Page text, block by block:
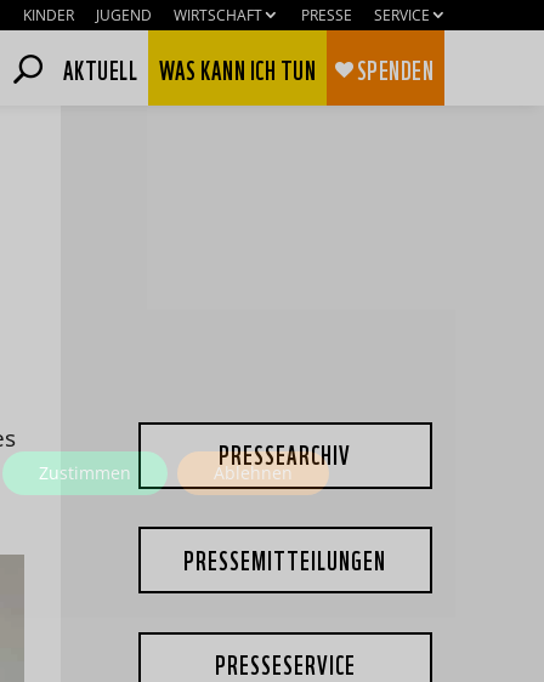
KINDER JUGEND WIRTSCHAFT PRESSE SERVICE
AKTUELL WAS KANN ICH TUN SPENDEN
PRESSEARCHIV
PRESSEMITTEILUNGEN
PRESSESERVICE
Zustimmen Ablehnen